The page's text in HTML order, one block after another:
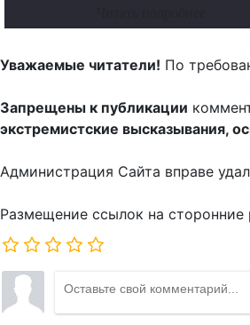
Уважаемые читатели! По
Запрещены к публикации
экстремистские высказывания,
Администрация Сайта вправе
Размещение ссылок на сторонние